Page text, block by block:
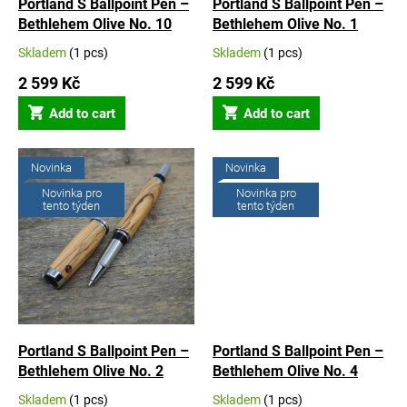
Portland S Ballpoint Pen –
Bethlehem Olive No. 10
The
product
rating
out
of
stars.
Skladem (1 pcs)
2 599 Kč
Add to cart
Portland S Ballpoint Pen –
Bethlehem Olive No. 1
The
product
rating
out
of
stars.
Skladem (1 pcs)
2 599 Kč
Add to cart
Novinka
Novinka pro
tento týden
Portland S Ballpoint Pen –
Bethlehem Olive No. 2
The
Skladem (1 pcs)
Novinka
Novinka pro
tento týden
Portland S Ballpoint Pen –
Bethlehem Olive No. 4
The
Skladem (1 pcs)